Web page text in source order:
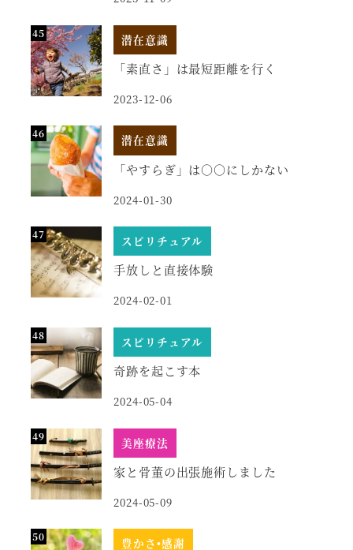
潜在意識
「素直さ」は最短距離を行く
2023-12-06
潜在意識
「やすらぎ」は○○にしかない
2024-01-30
スピリチュアル
手放しと直接体験
2024-02-01
スピリチュアル
奇跡を起こす本
2024-05-04
美座療法
家と骨董の出張施術しました
2024-05-09
豊かさ•感謝